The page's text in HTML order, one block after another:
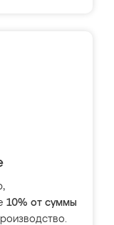
10% от суммы